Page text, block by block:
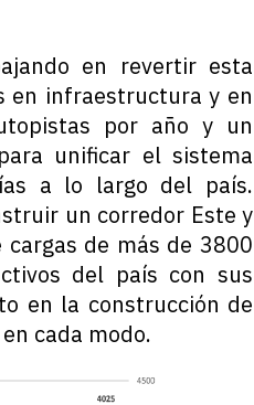
en revertir esta
en infraestructura y en
por año y un
unificar el sistema
a lo largo del país.
un corredor Este y
de más de 3800
del país con sus
en la construcción de
cada modo.